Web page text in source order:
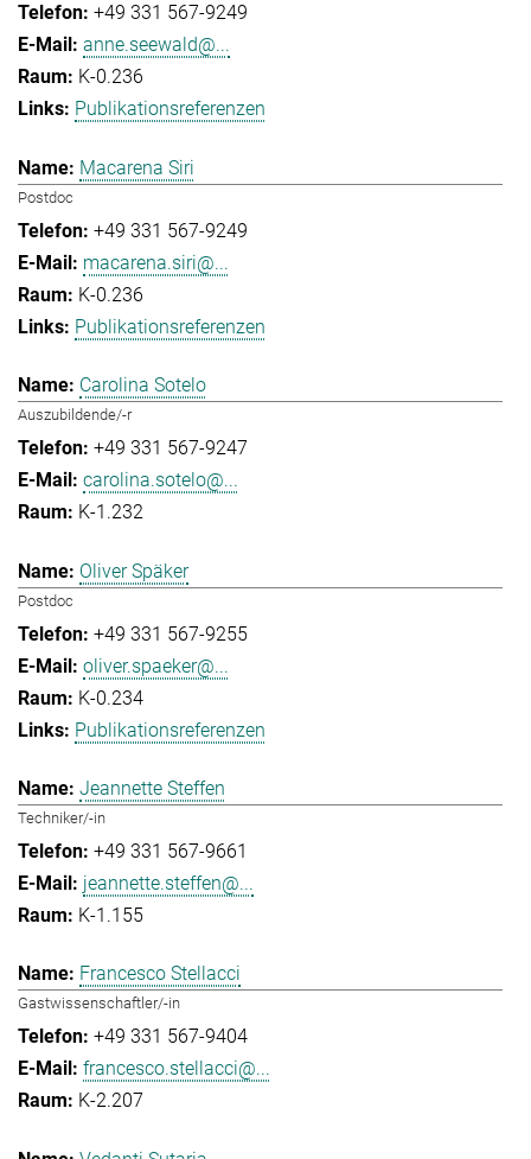
+49 331 567-9249
anne.seewald@...
K-0.236
Publikationsreferenzen
Macarena Siri
Postdoc
+49 331 567-9249
macarena.siri@...
K-0.236
Publikationsreferenzen
Carolina Sotelo
Auszubildende/-r
+49 331 567-9247
carolina.sotelo@...
K-1.232
Oliver Späker
Postdoc
+49 331 567-9255
oliver.spaeker@...
K-0.234
Publikationsreferenzen
Jeannette Steffen
Techniker/-in
+49 331 567-9661
jeannette.steffen@...
K-1.155
Francesco Stellacci
Gastwissenschaftler/-in
+49 331 567-9404
francesco.stellacci@...
K-2.207